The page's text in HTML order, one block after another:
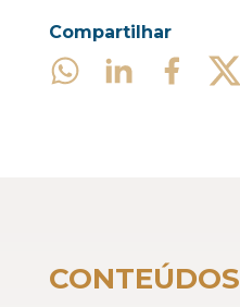
Compartilhar
CONTEÚDOS